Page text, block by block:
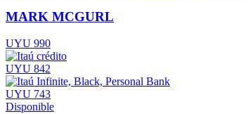
MARK MCGURL
UYU 990
UYU 842
UYU 743
Disponible